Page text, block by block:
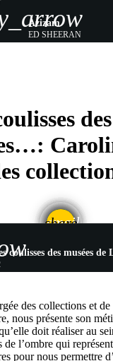
Azizam
ED SHEERAN
share
email
des collections et de
nous présente son
doit réaliser au
l’ombre qui
pour nous permettre